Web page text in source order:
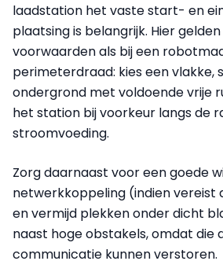
laadstation het vaste start- en
plaatsing is belangrijk. Hier
voorwaarden als bij een
perimeterdraad: kies een vlakke,
ondergrond met voldoende vrije
het station bij voorkeur langs de
stroomvoeding.
Zorg daarnaast voor een goede
netwerkkoppeling (indien vereist
en vermijd plekken onder dicht
naast hoge obstakels, omdat die
communicatie kunnen verstoren.